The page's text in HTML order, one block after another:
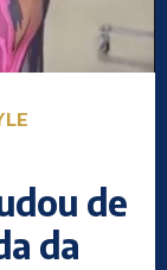
de
da